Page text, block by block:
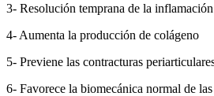
3- Resolución temprana de la inflamación
4- Aumenta la producción de colágeno
5- Previene las contracturas
6- Favorece la biomecánica normal de